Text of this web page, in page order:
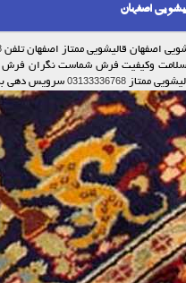
اصفهان
اصفهان قالیشویی ممتاز اصفهان تلفن
وکیفیت فرش شماست نگران فرش
ممتاز 03133336768 سرویس دهی به